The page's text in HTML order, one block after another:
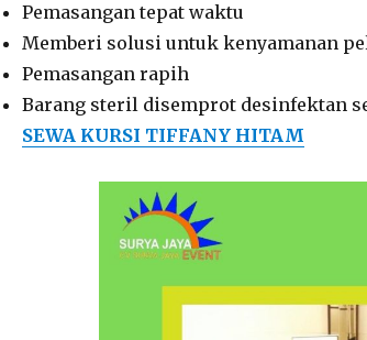
Pemasangan tepat waktu
Memberi solusi untuk kenyamanan
Pemasangan rapih
Barang steril disemprot desinfektan
SEWA KURSI TIFFANY HITAM